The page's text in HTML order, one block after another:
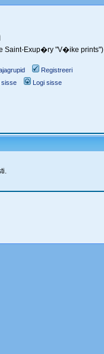
Saint-Exup�ry "V�ike prints")
Registreeri
sisse Logi sisse